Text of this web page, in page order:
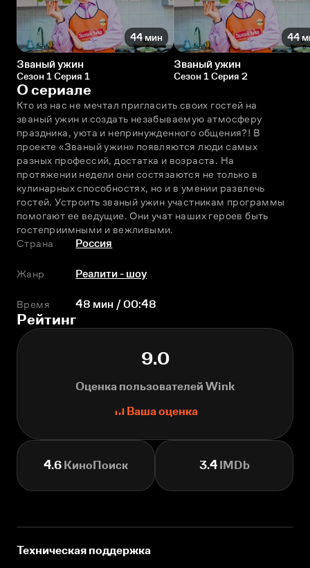
44 мин
Званый ужин
Сезон 1 Серия 1
44
Званый ужин
Сезон 1 Серия 2
О сериале
Кто из нас не мечтал пригласить своих гостей на
званый ужин и создать незабываемую атмосферу
праздника, уюта и непринужденного общения?! В
проекте «Званый ужин» появляются люди самых
разных профессий, достатка и возраста. На
протяжении недели они состязаются не только в
кулинарных способностях, но и в умении развлечь
гостей. Устроить званый ужин участникам программы
помогают ее ведущие. Они учат наших героев быть
гостеприимными и вежливыми.
Страна
Россия
Жанр Реалити - шоу
Время 48 мин / 00:48
Рейтинг
9.0
Оценка пользователей Wink
Ваша оценка
4.6 КиноПоиск 3.4IMDb
Техническая поддержка